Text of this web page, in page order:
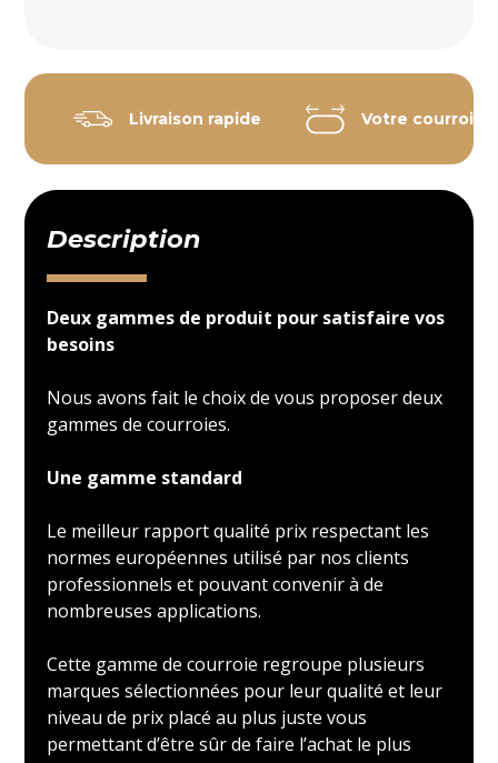
Livraison rapide Votre courroie
Description
Deux gammes de produit pour satisfaire vos
besoins
Nous avons fait le choix de vous proposer deux
gammes de courroies.
Une gamme standard
Le meilleur rapport qualité prix respectant les
normes européennes utilisé par nos clients
professionnels et pouvant convenir à de
nombreuses applications.
Cette gamme de courroie regroupe plusieurs
marques sélectionnées pour leur qualité et leur
niveau de prix placé au plus juste vous
permettant d’être sûr de faire l’achat le plus